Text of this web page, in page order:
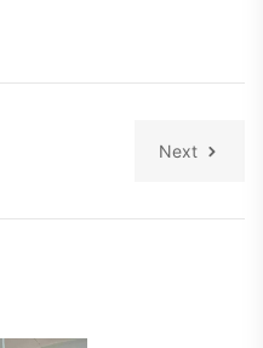
Next